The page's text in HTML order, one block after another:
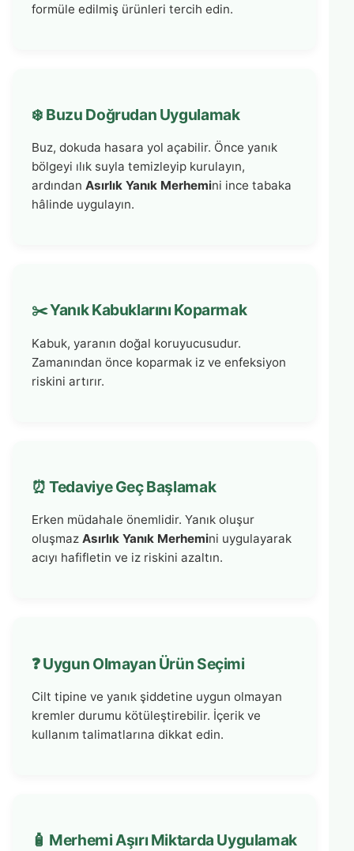
formüle edilmiş ürünleri tercih edin.
❄️ Buzu Doğrudan Uygulamak
Buz, dokuda hasara yol açabilir. Önce yanık
bölgeyi ılık suyla temizleyip kurulayın,
ardından Asırlık Yanık Merhemini ince tabaka
hâlinde uygulayın.
✂️ Yanık Kabuklarını Koparmak
Kabuk, yaranın doğal koruyucusudur.
Zamanından önce koparmak iz ve enfeksiyon
riskini artırır.
⏰ Tedaviye Geç Başlamak
Erken müdahale önemlidir. Yanık oluşur
oluşmaz Asırlık Yanık Merhemini uygulayarak
acıyı hafifletin ve iz riskini azaltın.
❓ Uygun Olmayan Ürün Seçimi
Cilt tipine ve yanık şiddetine uygun olmayan
kremler durumu kötüleştirebilir. İçerik ve
kullanım talimatlarına dikkat edin.
🧴 Merhemi Aşırı Miktarda Uygulamak